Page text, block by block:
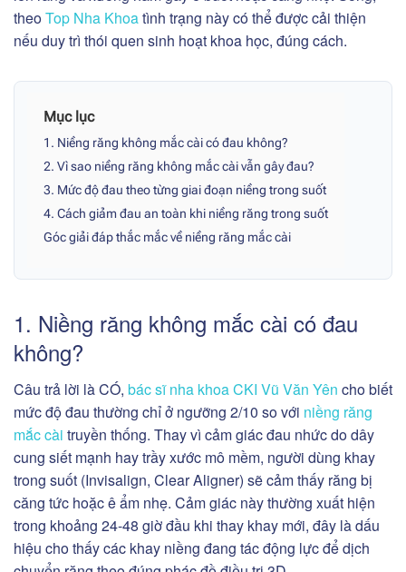
theoTop Nha Khoatình trạng này có thể được cải thiện
nếu duy trì thói quen sinh hoạt khoa học, đúng cách.
Mục lục
1. Niềng răng không mắc cài có đau không?
2. Vì sao niềng răng không mắc cài vẫn gây đau?
3. Mức độ đau theo từng giai đoạn niềng trong suốt
4. Cách giảm đau an toàn khi niềng răng trong suốt
Góc giải đáp thắc mắc về niềng răng mắc cài
1. Niềng răng không mắc cài có đau
không?
Câu trả lời là CÓ, bác sĩ nha khoa CKI Vũ Văn Yên cho biết
mức độ đau thường chỉ ở ngưỡng 2/10 so với niềng răng
mắc cài truyền thống. Thay vì cảm giác đau nhức do dây
cung siết mạnh hay trầy xước mô mềm, người dùng khay
trong suốt (Invisalign, Clear Aligner) sẽ cảm thấy răng bị
căng tức hoặc ê ẩm nhẹ. Cảm giác này thường xuất hiện
trong khoảng 24-48 giờ đầu khi thay khay mới, đây là dấu
hiệu cho thấy các khay niềng đang tác động lực để dịch